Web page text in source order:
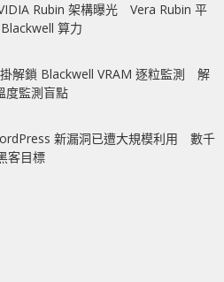
Rubin 架構曝光 Vera Rubin 平
算力
解鎖 Blackwell VRAM 逐粒監測 解
度監測盲點
新漏洞已遭大規模利用 數千
客目標